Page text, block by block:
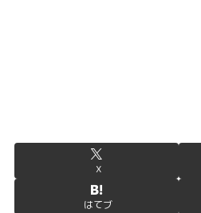
X
はてブ